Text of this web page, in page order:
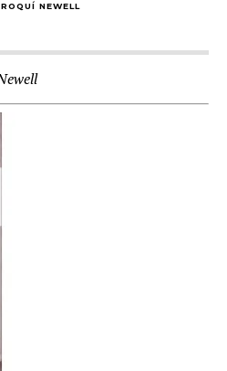
NEWELL